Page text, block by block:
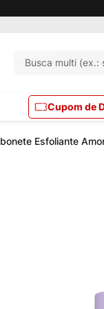
Busca
Cupom de
Esfoliante